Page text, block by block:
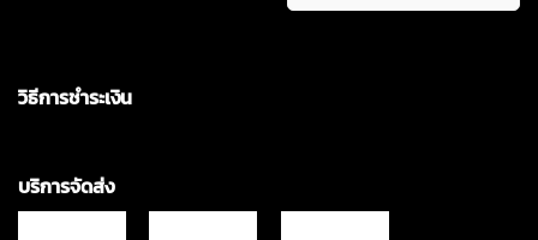
วิธีการชำระเงิน
บริการจัดส่ง